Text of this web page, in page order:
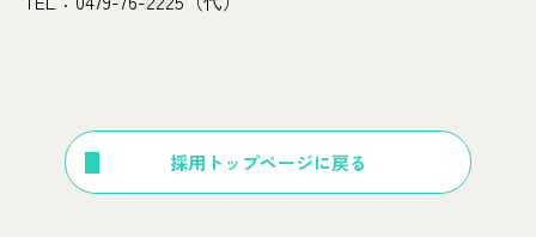
採用トップページに戻る